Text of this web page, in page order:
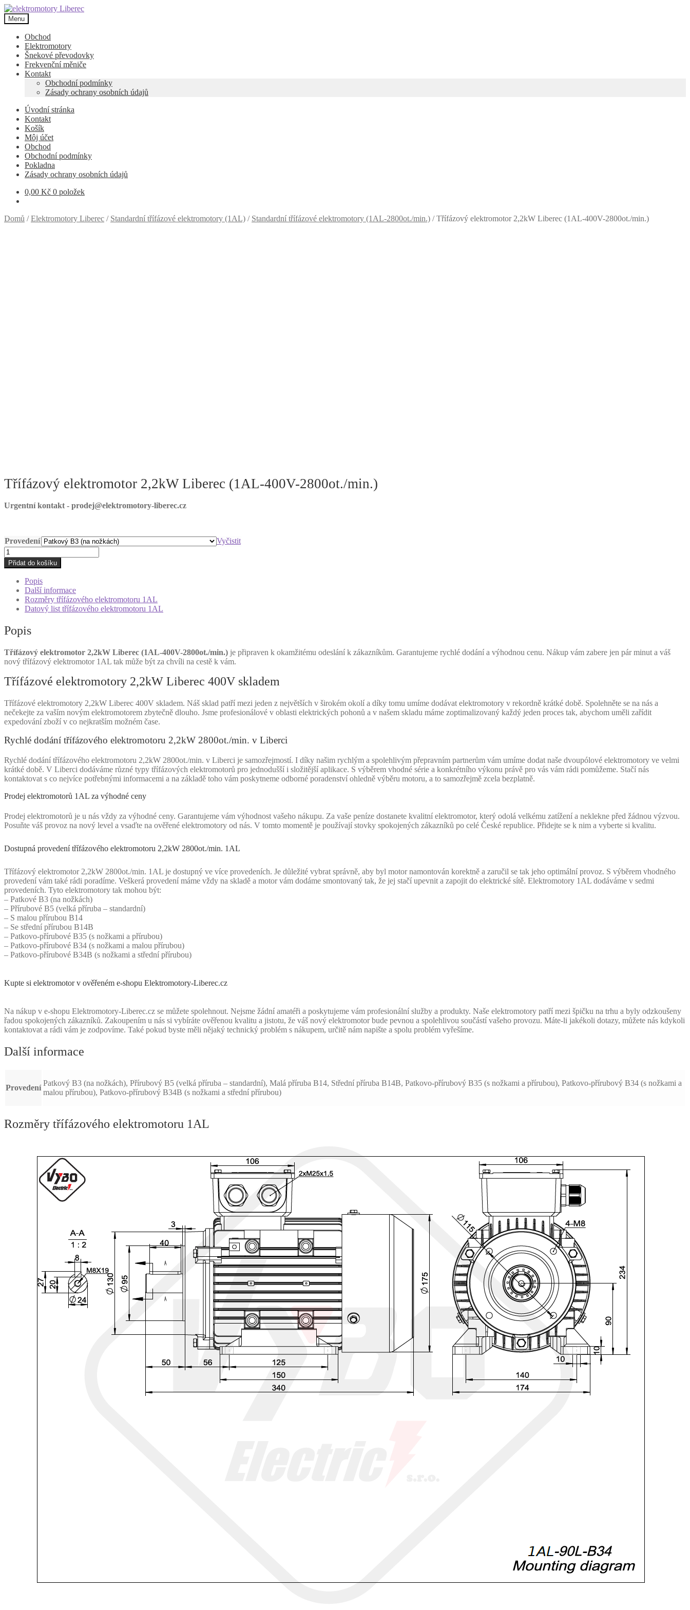
Přeskočit
na
navigaci
Přejít
k
obsahu
webu
Menu
Obchod
Elektromotory
Šnekové převodovky
Frekvenční měniče
Kontakt
Obchodní podmínky
Zásady ochrany osobních údajů
Úvodní stránka
Kontakt
Košík
Môj účet
Obchod
Obchodní podmínky
Pokladna
Zásady ochrany osobních údajů
0,00 Kč 0 položek
Domů /Elektromotory Liberec / Standardní třífázové elektromotory (1AL) / Standardní třífázové elektromotory (1AL-2800ot./min.) /Třífázový elektromotor 2,2kW Liberec (1AL-400V-2800ot./min.)
Třífázový elektromotor 2,2kW Liberec (1AL-400V-2800ot./min.)
Urgentní kontakt - prodej@elektromotory-liberec.cz
Provedení
Vyčistit
Třífázový
elektromotor
2,2kW
Liberec
(1AL-
400V-
2800ot./min.)
množství
Přidat do košíku
Popis
Další informace
Rozměry třífázového elektromotoru 1AL
Datový list třífázového elektromotoru 1AL
Popis
Třífázový elektromotor 2,2kW Liberec (1AL-400V-2800ot./min.) je připraven k okamžitému odeslání k zákazníkům. Garantujeme rychlé dodání a výhodnou cenu. Nákup vám zabere jen pár minut a váš
nový třífázový elektromotor 1AL tak může být za chvíli na cestě k vám.
Třífázové elektromotory 2,2kW Liberec 400V skladem
Třífázové elektromotory 2,2kW Liberec 400V skladem. Náš sklad patří mezi jeden z největších v širokém okolí a díky tomu umíme dodávat elektromotory v rekordně krátké době. Spolehněte se na nás a
nečekejte za vaším novým elektromotorem zbytečně dlouho. Jsme profesionálové v oblasti elektrických pohonů a v našem skladu máme zoptimalizovaný každý jeden proces tak, abychom uměli zařídit
expedování zboží v co nejkratším možném čase.
Rychlé dodání třífázového elektromotoru 2,2kW 2800ot./min. v Liberci
Rychlé dodání třífázového elektromotoru 2,2kW 2800ot./min. v Liberci je samozřejmostí. I díky našim rychlým a spolehlivým přepravním partnerům vám umíme dodat naše dvoupólové elektromotory ve velmi
krátké době. V Liberci dodáváme různé typy třífázových elektromotorů pro jednodušší i složitější aplikace. S výběrem vhodné série a konkrétního výkonu právě pro vás vám rádi pomůžeme. Stačí nás
kontaktovat s co nejvíce potřebnými informacemi a na základě toho vám poskytneme odborné poradenství ohledně výběru motoru, a to samozřejmě zcela bezplatně.
Prodej elektromotorů 1AL za výhodné ceny
Prodej elektromotorů je u nás vždy za výhodné ceny. Garantujeme vám výhodnost vašeho nákupu. Za vaše peníze dostanete kvalitní elektromotor, který odolá velkému zatížení a neklekne před žádnou výzvou.
Posuňte váš provoz na nový level a vsaďte na ověřené elektromotory od nás. V tomto momentě je používají stovky spokojených zákazníků po celé České republice. Přidejte se k nim a vyberte si kvalitu.
Dostupná provedení třífázového elektromotoru 2,2kW 2800ot./min. 1AL
Třífázový elektromotor 2,2kW 2800ot./min. 1AL je dostupný ve více provedeních. Je důležité vybrat správně, aby byl motor namontován korektně a zaručil se tak jeho optimální provoz. S výběrem vhodného
provedení vám také rádi poradíme. Veškerá provedení máme vždy na skladě a motor vám dodáme smontovaný tak, že jej stačí upevnit a zapojit do elektrické sítě. Elektromotory 1AL dodáváme v sedmi
provedeních. Tyto elektromotory tak mohou být:
– Patkové B3 (na nožkách)
– Přírubové B5 (velká příruba – standardní)
– S malou přírubou B14
– Se střední přírubou B14B
– Patkovo-přírubové B35 (s nožkami a přírubou)
– Patkovo-přírubové B34 (s nožkami a malou přírubou)
– Patkovo-přírubové B34B (s nožkami a střední přírubou)
Kupte si elektromotor v ověřeném e-shopu Elektromotory-Liberec.cz
Na nákup v e-shopu Elektromotory-Liberec.cz se můžete spolehnout. Nejsme žádní amatéři a poskytujeme vám profesionální služby a produkty. Naše elektromotory patří mezi špičku na trhu a byly odzkoušeny
řadou spokojených zákazníků. Zakoupením u nás si vybíráte ověřenou kvalitu a jistotu, že váš nový elektromotor bude pevnou a spolehlivou součástí vašeho provozu. Máte-li jakékoli dotazy, můžete nás kdykoli
kontaktovat a rádi vám je zodpovíme. Také pokud byste měli nějaký technický problém s nákupem, určitě nám napište a spolu problém vyřešíme.
Další informace
Provedení
Patkový B3 (na nožkách), Přírubový B5 (velká příruba – standardní), Malá příruba B14, Střední příruba B14B, Patkovo-přírubový B35 (s nožkami a přírubou), Patkovo-přírubový B34 (s nožkami a
malou přírubou), Patkovo-přírubový B34B (s nožkami a střední přírubou)
Rozměry třífázového elektromotoru 1AL